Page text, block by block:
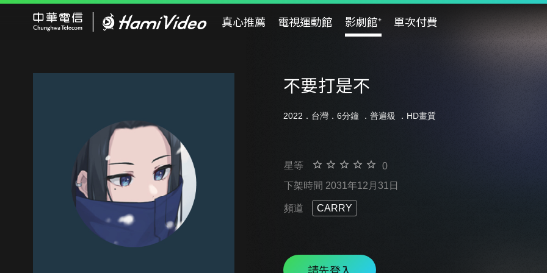
真心推薦 電視運動館 影劇館⁺ 單次付費
不要打是不
2022．台灣．6分鐘 ． 普遍級 ．HD畫質
星等
0
下架時間 2031年12月31日
頻道 CARRY